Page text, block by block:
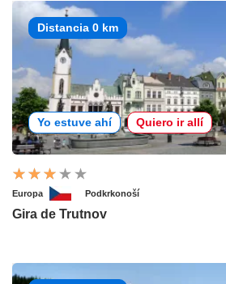
Distancia 0 km
Yo estuve ahí Quiero ir allí
Europa Podkrkonoší
Gira de Trutnov